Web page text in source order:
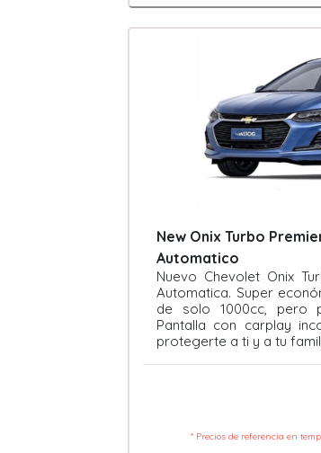
New Onix Turbo
Automatico
Nuevo Chevolet Onix
Automatica. Super
de solo 1000cc, pero
Pantalla con carplay
protegerte a ti y a tu
* Precios de referencia en